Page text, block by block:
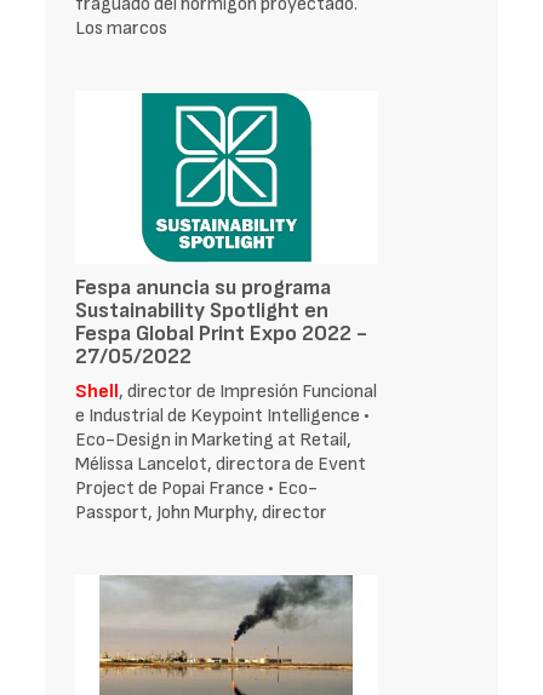
Los marcos
Fespa anuncia su programa
Sustainability Spotlight en
Fespa Global Print Expo 2022 -
27/05/2022
Shell, director de Impresión Funcional
e Industrial de Keypoint Intelligence •
Eco-Design in Marketing at Retail,
Mélissa Lancelot, directora de Event
Project de Popai France • Eco-
Passport, John Murphy, director